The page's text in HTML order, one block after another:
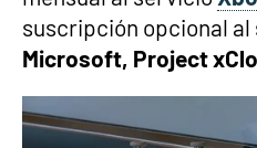
suscripción opcional
Microsoft, Project